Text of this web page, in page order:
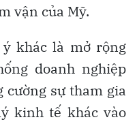
vận của Mỹ.
khác là mở rộng
doanh nghiệp
cường sự tham gia
kinh tế khác vào